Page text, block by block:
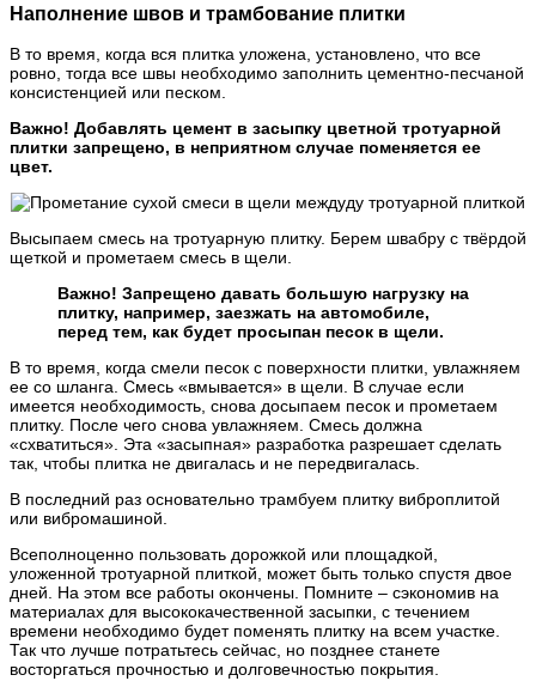
Наполнение швов и трамбование плитки
В то время, когда вся плитка уложена, установлено, что все
ровно, тогда все швы необходимо заполнить цементно-песчаной
консистенцией или песком.
Важно! Добавлять цемент в засыпку цветной тротуарной
плитки запрещено, в неприятном случае поменяется ее
цвет.
Высыпаем смесь на тротуарную плитку. Берем швабру с твёрдой
щеткой и прометаем смесь в щели.
Важно! Запрещено давать большую нагрузку на
плитку, например, заезжать на автомобиле,
перед тем, как будет просыпан песок в щели.
В то время, когда смели песок с поверхности плитки, увлажняем
ее со шланга. Смесь «вмывается» в щели. В случае если
имеется необходимость, снова досыпаем песок и прометаем
плитку. После чего снова увлажняем. Смесь должна
«схватиться». Эта «засыпная» разработка разрешает сделать
так, чтобы плитка не двигалась и не передвигалась.
В последний раз основательно трамбуем плитку виброплитой
или вибромашиной.
Всеполноценно пользовать дорожкой или площадкой,
уложенной тротуарной плиткой, может быть только спустя двое
дней. На этом все работы окончены. Помните – сэкономив на
материалах для высококачественной засыпки, с течением
времени необходимо будет поменять плитку на всем участке.
Так что лучше потратьтесь сейчас, но позднее станете
восторгаться прочностью и долговечностью покрытия.